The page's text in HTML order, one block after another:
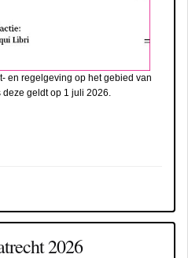
en regelgeving op het gebied van
geldt op 1 juli 2026.
2026